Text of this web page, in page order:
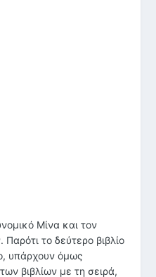
Μίνα και τον
το δεύτερο βιβλίο
υπάρχουν όμως
βιβλίων με τη σειρά,